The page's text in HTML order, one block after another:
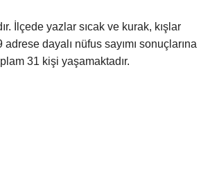
İlçede yazlar sıcak ve kurak, kışlar
adrese dayalı nüfus sayımı sonuçlarına
31 kişi yaşamaktadır.